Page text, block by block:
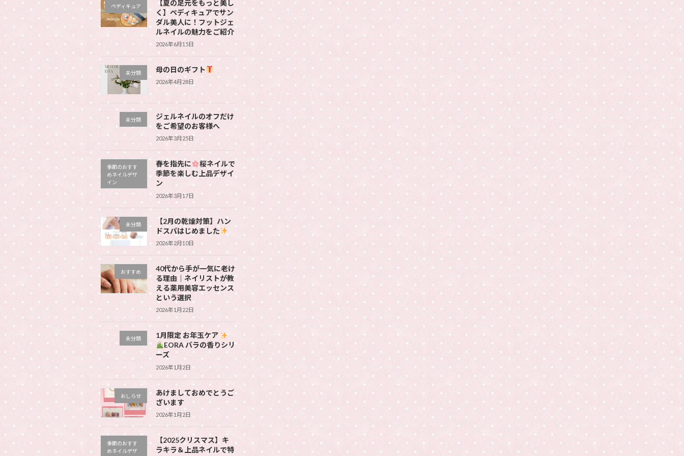
ペディキュア
【夏の足元をもっと美し
く】ペディキュアでサン
ダル美人に！フットジェ
ルネイルの魅力をご紹介
2026年6月15日
未分類 母の日のギフト
2026年4月28日
未分類
ジェルネイルのオフだけ
をご希望のお客様へ
2026年3月25日
季節のおすす
めネイルデザ
イン
春を指先に
桜ネイルで
季節を楽しむ上品デザイ
ン
2026年3月17日
未分類
【2月の乾燥対策】ハン
ドスパはじめました
2026年2月10日
おすすめ
40代から手が一気に老け
る理由｜ネイリストが教
える薬用美容エッセンス
という選択
2026年1月22日
未分類
1月限定 お年玉ケア
EORA バラの香りシリ
ーズ
2026年1月2日
おしらせ
あけましておめでとうご
ざいます
2026年1月2日
季節のおすす
めネイルデザ
【2025クリスマス】キ
ラキラ＆上品ネイルで特